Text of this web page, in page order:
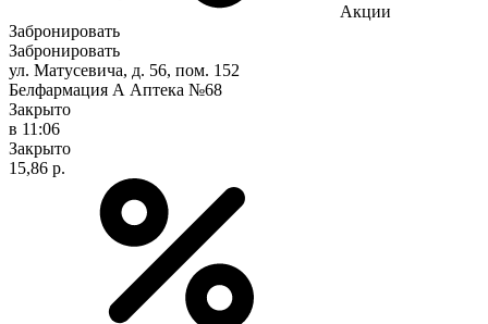
Акции
Забронировать
Забронировать
ул. Матусевича, д. 56, пом. 152
Белфармация А Аптека №68
Закрыто
в 11:06
Закрыто
15,86 р.